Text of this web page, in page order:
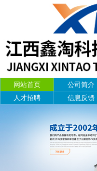
网站首页 公司简介
人才招聘
信息反馈